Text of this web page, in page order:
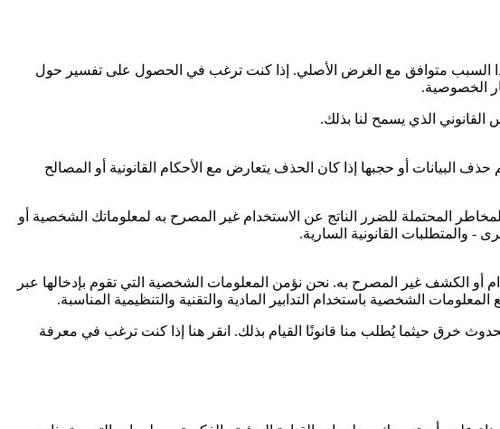
هذا السبب متوافق مع الغرض الأصلي. إذا كنت ترغب في الحصول على تفسير حول
الخصوصية.
الذي يسمح لنا بذلك.
البيانات أو حجبها إذا كان الحذف يتعارض مع الأحكام القانونية أو المصالح
المحتملة للضرر الناتج عن الاستخدام غير المصرح به لمعلوماتك الشخصية أو
والمتطلبات القانونية السارية.
الكشف غير المصرح به. نحن نؤمن المعلومات الشخصية التي تقوم بإدخالها عبر
الشخصية باستخدام التدابير المادية والتقنية والتنظيمية المناسبة.
خرق حيثما يُطلب منا قانونًا القيام بذلك. انقر هنا إذا كنت ترغب في معرفة